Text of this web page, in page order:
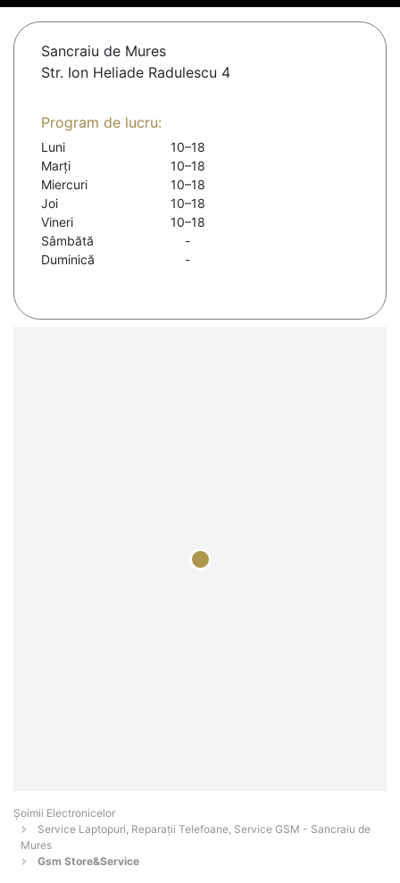
Sancraiu de Mures
Str. Ion Heliade Radulescu 4
Program de lucru:
Luni
10–18
Marți
10–18
Miercuri
10–18
Joi
10–18
Vineri
10–18
Sâmbătă
-
Duminică
-
Șoimii Electronicelor
Service Laptopuri, Reparații Telefoane, Service GSM - Sancraiu de
Mures
Gsm Store&Service